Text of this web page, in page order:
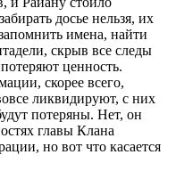
досье нельзя, их
имена, найти
скрыв все следы
ценность.
скорее всего,
ликвидируют, с них
потеряны. Нет, он
главы Клана
но вот что касается